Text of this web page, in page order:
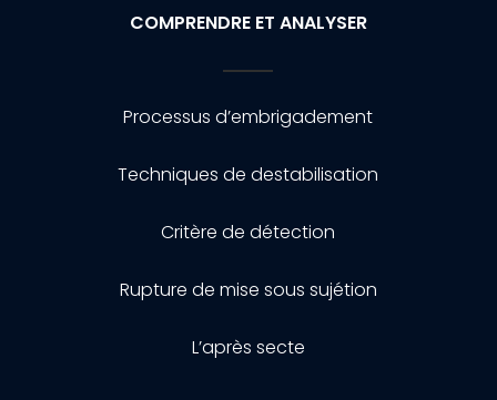
COMPRENDRE ET ANALYSER
Processus d’embrigadement
Techniques de destabilisation
Critère de détection
Rupture de mise sous sujétion
L’après secte